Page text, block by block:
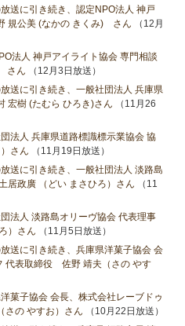
送に引き続き、認定NPO法人 神戸
規公美 (なかの きくみ) さん （12月
法人 神戸アイライト協会 専門相談
さん （12月3日放送）
送に引き続き、一般社団法人 兵庫県
宏樹 (たむら ひろき)さん （11月26
法人 兵庫県道路標識標示業協会 協
さん （11月19日放送）
送に引き続き、一般社団法人 淡路島
居政廣 （どい まさひろ）さん （11
法人 淡路島オリーヴ協会 代表理事
）さん （11月5日放送）
送に引き続き、兵庫県洋菓子協会 会
代表取締役 佐野 靖夫（さの やす
菓子協会 会長、株式会社レーブドゥ
の やすお）さん （10月22日放送）